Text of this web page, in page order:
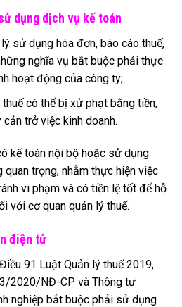
dụng dịch vụ kế toán
sử dụng hóa đơn, báo cáo thuế,
nghĩa vụ bắt buộc phải thực
hoạt động của công ty;
có thể bị xử phạt bằng tiền,
trở việc kinh doanh.
kế toán nội bộ hoặc sử dụng
quan trọng, nhằm thực hiện việc
vi phạm và có tiền lệ tốt để hỗ
với cơ quan quản lý thuế.
điện tử
91 Luật Quản lý thuế 2019,
2020/NĐ-CP và Thông tư
nghiệp bắt buộc phải sử dụng